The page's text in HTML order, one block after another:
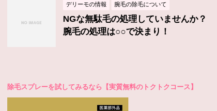
デリーモの情報 腕毛の除毛について
NGな無駄毛の処理していませんか？
腕毛の処理は○○で決まり！
除毛スプレーを試してみるなら【実質無料のトクトクコース】